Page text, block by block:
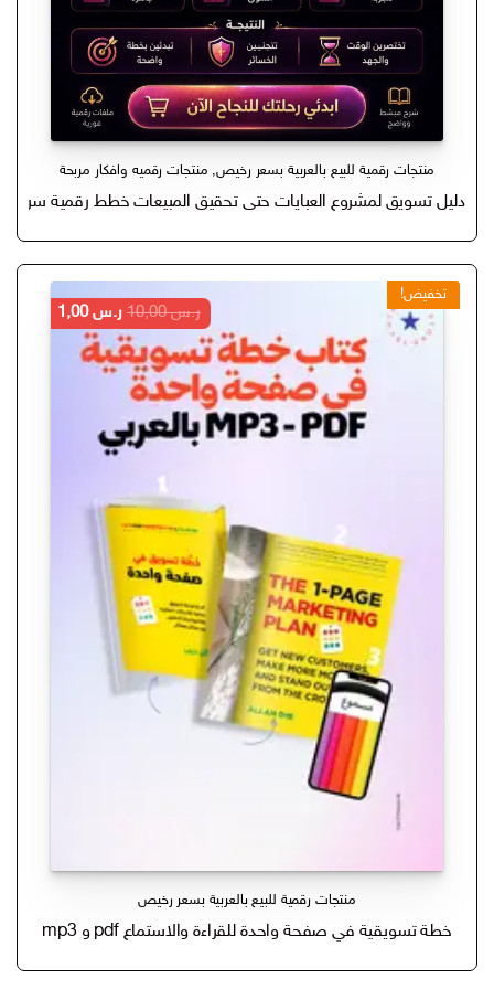
منتجات رقمية للبيع بالعربية بسعر رخيص, منتجات رقميه وافكار مربحة
دليل تسويق لمشروع العبايات حتى تحقيق المبيعات خطط رقمية سرية
تخفيض!
منتجات رقمية للبيع بالعربية بسعر رخيص
خطة تسويقية في صفحة واحدة للقراءة والاستماع pdf و mp3
ر.س10,00
السعر
الأصلي
هو:
ر.س1,00